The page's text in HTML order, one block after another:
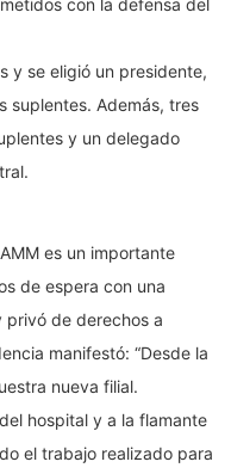
y se eligió un presidente,
suplentes. Además, tres
y un delegado
es un importante
de espera con una
privó de derechos a
manifestó: “Desde la
nueva filial.
hospital y a la flamante
el trabajo realizado para